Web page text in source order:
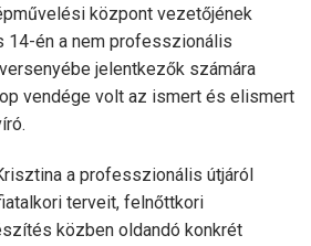
központ vezetőjének
14-én a nem professzionális
jelentkezők számára
vendége volt az ismert és elismert
a professzionális útjáról
terveit, felnőttkori
közben oldandó konkrét